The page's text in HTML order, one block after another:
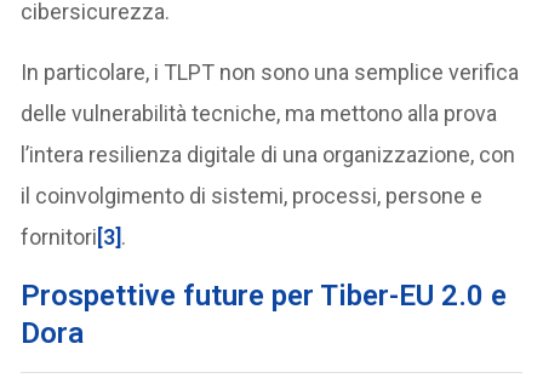
cibersicurezza.
In particolare, i TLPT non sono una semplice verifica
delle vulnerabilità tecniche, ma mettono alla prova
l’intera resilienza digitale di una organizzazione, con
il coinvolgimento di sistemi, processi, persone e
fornitori[3].
Prospettive future per Tiber-EU 2.0 e
Dora